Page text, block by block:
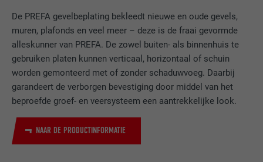
De PREFA gevelbeplating bekleedt nieuwe en oude gevels,
muren, plafonds en veel meer – deze is de fraai gevormde
alleskunner van PREFA. De zowel buiten- als binnenhuis te
gebruiken platen kunnen verticaal, horizontaal of schuin
worden gemonteerd met of zonder schaduwvoeg. Daarbij
garandeert de verborgen bevestiging door middel van het
beproefde groef- en veersysteem een aantrekkelijke look.
NAAR DE PRODUCTINFORMATIE